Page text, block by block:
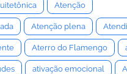
Atenção
Atenção plena
Aterro do Flamengo
ativação emocional